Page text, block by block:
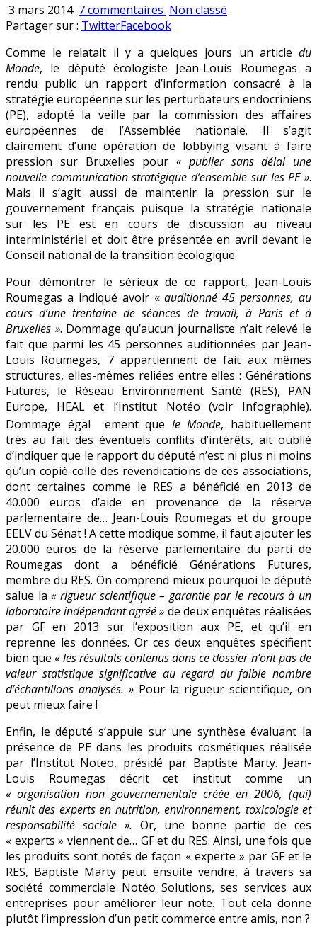
3 mars 2014 7 commentaires sur
Perturbateurs
:
le
lobbying
de
Jean-
Louis
Roumegas
et
des
ONG
Publié
en
Non classé
Partager sur : TwitterFacebook
Comme le relatait il y a quelques jours un article du
Monde, le député écologiste Jean-Louis Roumegas a
rendu public un rapport d’information consacré à la
stratégie européenne sur les perturbateurs endocriniens
(PE), adopté la veille par la commission des affaires
européennes de l’Assemblée nationale. Il s’agit
clairement d’une opération de lobbying visant à faire
pression sur Bruxelles pour « publier sans délai une
nouvelle communication stratégique d’ensemble sur les PE ».
Mais il s’agit aussi de maintenir la pression sur le
gouvernement français puisque la stratégie nationale
sur les PE est en cours de discussion au niveau
interministériel et doit être présentée en avril devant le
Conseil national de la transition écologique.
Pour démontrer le sérieux de ce rapport, Jean-Louis
Roumegas a indiqué avoir «auditionné 45 personnes, au
cours d’une trentaine de séances de travail, à Paris et à
Bruxelles ». Dommage qu’aucun journaliste n’ait relevé le
fait que parmi les 45 personnes auditionnées par Jean-
Louis Roumegas, 7 appartiennent de fait aux mêmes
structures, elles-mêmes reliées entre elles : Générations
Futures, le Réseau Environnement Santé (RES), PAN
Europe, HEAL et l’Institut Notéo (voir Infographie).
Dommage égal
ement que le Monde, habituellement
très au fait des éventuels conflits d’intérêts, ait oublié
d’indiquer que le rapport du député n’est ni plus ni moins
qu’un copié-collé des revendications de ces associations,
dont certaines comme le RES a bénéficié en 2013 de
40.000 euros d’aide en provenance de la réserve
parlementaire de… Jean-Louis Roumegas et du groupe
EELV du Sénat ! A cette modique somme, il faut ajouter les
20.000 euros de la réserve parlementaire du parti de
Roumegas dont a bénéficié Générations Futures,
membre du RES. On comprend mieux pourquoi le député
salue la« rigueur scientifique – garantie par le recours à un
laboratoire indépendant agréé » de deux enquêtes réalisées
par GF en 2013 sur l’exposition aux PE, et qu’il en
reprenne les données. Or ces deux enquêtes spécifient
bien que« les résultats contenus dans ce dossier n’ont pas de
valeur statistique significative au regard du faible nombre
d’échantillons analysés. » Pour la rigueur scientifique, on
peut mieux faire !
Enfin, le député s’appuie sur une synthèse évaluant la
présence de PE dans les produits cosmétiques réalisée
par l’Institut Noteo, présidé par Baptiste Marty. Jean-
Louis Roumegas décrit cet institut comme un
« organisation non gouvernementale créée en 2006, (qui)
réunit des experts en nutrition, environnement, toxicologie et
responsabilité sociale ». Or, une bonne partie de ces
« experts » viennent de… GF et du RES. Ainsi, une fois que
les produits sont notés de façon « experte » par GF et le
RES, Baptiste Marty peut ensuite vendre, à travers sa
société commerciale Notéo Solutions, ses services aux
entreprises pour améliorer leur note. Tout cela donne
plutôt l’impression d’un petit commerce entre amis, non ?